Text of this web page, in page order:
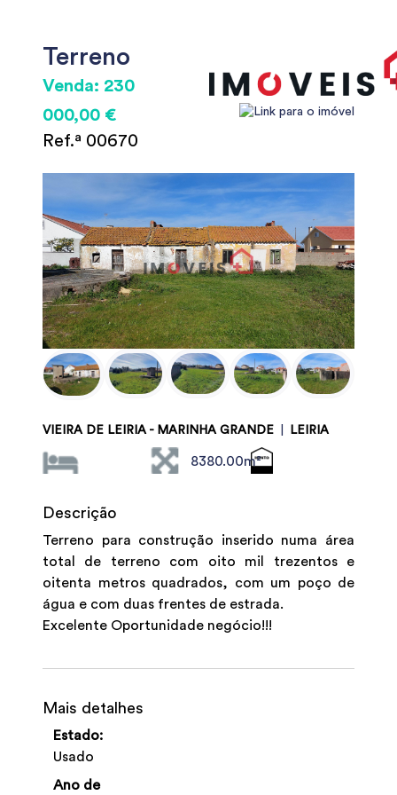
Terreno
Venda: 230
000,00 €
Ref.ª 00670
VIEIRA DE LEIRIA - MARINHA GRANDE LEIRIA
8380.00m²
Descrição
Terreno para construção inserido numa área
total de terreno com oito mil trezentos e
oitenta metros quadrados, com um poço de
água e com duas frentes de estrada.
Excelente Oportunidade negócio!!!
Mais detalhes
Estado:
Usado
Ano de